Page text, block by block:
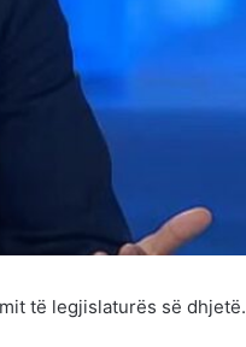
të legjislaturës së dhjetë.